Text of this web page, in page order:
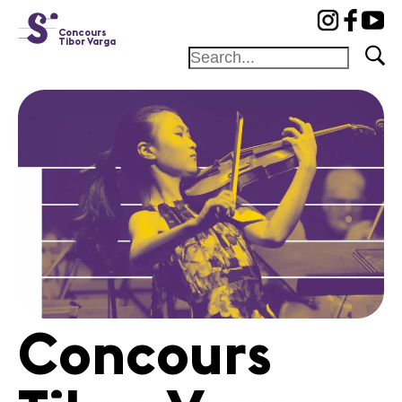
Concours
Tibor Varga
Académie
Concours
Amis et
Mécènes
Médiation
Jury
Programme
Concerts
Concours